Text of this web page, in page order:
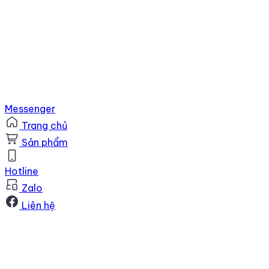
Messenger
Trang chủ
Sản phẩm
Hotline
Zalo
Liên hệ